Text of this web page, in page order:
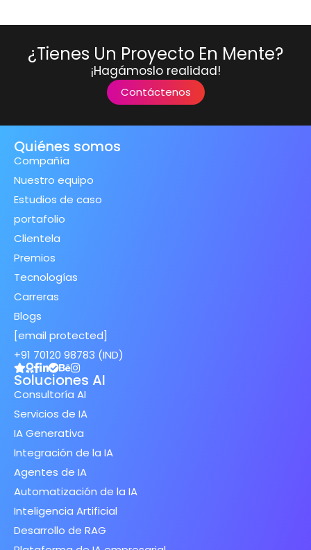
¿Tienes Un Proyecto En Mente?
¡Hagámoslo realidad!
Contáctenos
Quiénes somos
Compañía
Nuestro equipo
Estudios de caso
portafolio
Clientela
Premios
Tecnologías
Carreras
Blogs
[email protected]
+91 70120 98783 (IND)
Soluciones AI
Consultoría AI
Servicios de IA
IA Generativa
Integración de la IA
Agentes de IA
Automatización de la IA
Inteligencia Artificial
Desarrollo de RAG